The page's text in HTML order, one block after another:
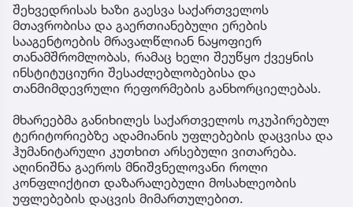
შეხვედრისას ხაზი გაესვა საქართველოს
მთავრობისა და გაერთიანებული ერების
სააგენტოების მრავალწლიან ნაყოფიერ
თანამშრომლობას, რამაც ხელი შეუწყო ქვეყნის
ინსტიტუციური შესაძლებლობებისა და
თანმიმდევრული რეფორმების განხორციელებას.
მხარეებმა განიხილეს საქართველოს ოკუპირებულ
ტერიტორიებზე ადამიანის უფლებების დაცვისა და
ჰუმანიტარული კუთხით არსებული ვითარება.
აღინიშნა გაეროს მნიშვნელოვანი როლი
კონფლიქტით დაზარალებული მოსახლეობის
უფლებების დაცვის მიმართულებით.